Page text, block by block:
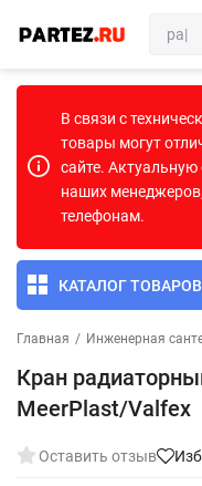
В связи с
товары могут
сайте.
наших
телефонам.
КАТАЛОГ ТОВАРОВ
Главная / Инженерная
Кран
MeerPlast/Valfex
Оставить отзыв